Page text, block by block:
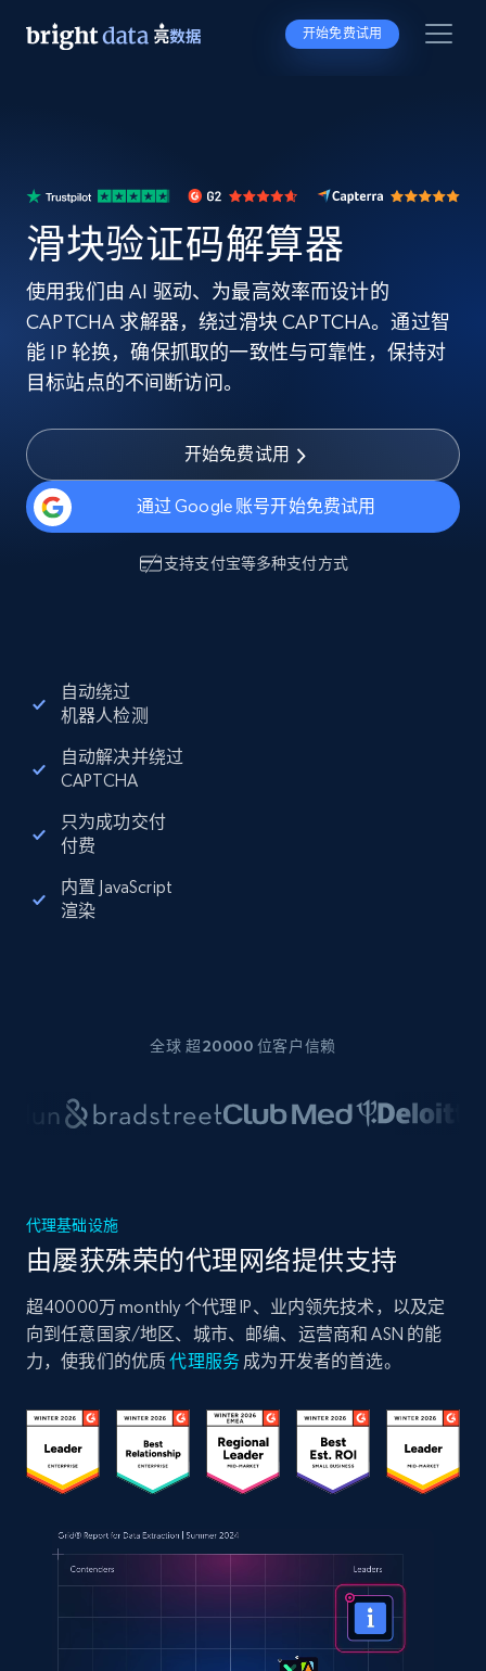
开始免费试用
滑块验证码解算器
使用我们由 AI 驱动、为最高效率而设计的
CAPTCHA 求解器，绕过滑块 CAPTCHA。通过智
能 IP 轮换，确保抓取的一致性与可靠性，保持对
目标站点的不间断访问。
开始免费试用
通过 Google 账号开始免费试用
支持支付宝等多种支付方式
自动绕过
机器人检测
自动解决并绕过
CAPTCHA
只为成功交付
付费
内置 JavaScript
渲染
全球 超20000 位客户信赖
代理基础设施
由屡获殊荣的代理网络提供支持
超40000万 monthly 个代理 IP、业内领先技术，以及定
向到任意国家/地区、城市、邮编、运营商和 ASN 的能
力，使我们的优质代理服务 成为开发者的首选。